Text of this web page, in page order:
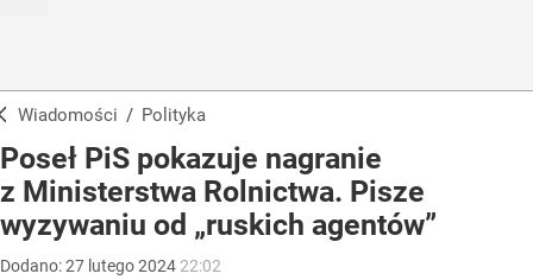
Wiadomości / Polityka
Poseł PiS pokazuje nagranie
z Ministerstwa Rolnictwa. Pisze
wyzywaniu od „ruskich agentów”
Dodano:27 lutego2024 22:02